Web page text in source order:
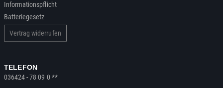
Informationspflicht
Batteriegesetz
Vertrag widerrufen
TELEFON
036424 - 78 09 0 **